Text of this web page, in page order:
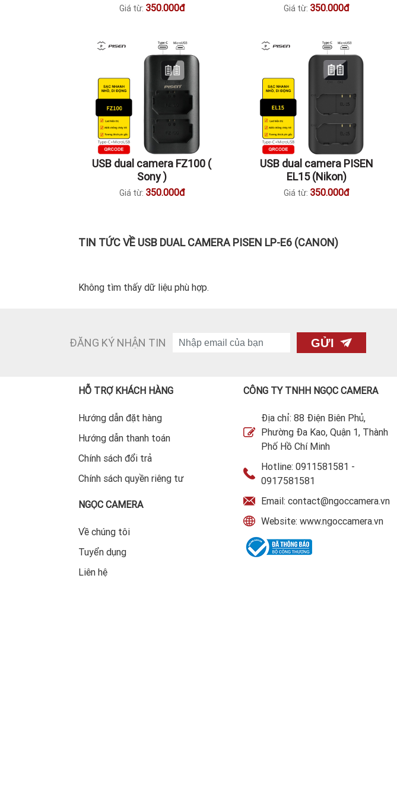
Giá từ: 350.000đ Giá từ: 350.000đ
USB dual camera FZ100 (
Sony )
Giá từ: 350.000đ
USB dual camera PISEN
EL15 (Nikon)
Giá từ: 350.000đ
TIN TỨC VỀ USB DUAL CAMERA PISEN LP-E6 (CANON)
Không tìm thấy dữ liệu phù hợp.
ĐĂNG KÝ NHẬN TIN GỬI
HỖ TRỢ KHÁCH HÀNG
Hướng dẫn đặt hàng
Hướng dẫn thanh toán
Chính sách đổi trả
Chính sách quyền riêng tư
NGỌC CAMERA
Về chúng tôi
Tuyển dụng
Liên hệ
CÔNG TY TNHH NGỌC CAMERA
Địa chỉ: 88 Điện Biên Phủ,
Phường Đa Kao, Quận 1, Thành
Phố Hồ Chí Minh
Hotline: 0911581581 -
0917581581
Email: contact@ngoccamera.vn
Website: www.ngoccamera.vn